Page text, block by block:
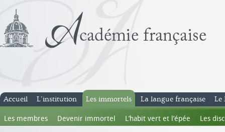
Accueil L’institution Les immortels
Les membres Devenir immortel L’habit vert et l’épée Les
La langue française Le